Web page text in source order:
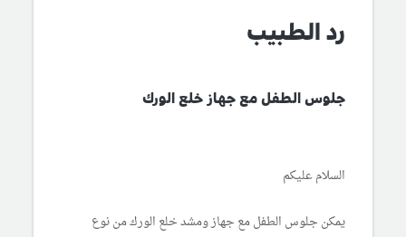
رد الطبيب
جلوس الطفل مع جهاز خلع الورك
السلام عليكم
يمكن جلوس الطفل مع جهاز ومشد خلع الورك من نوع